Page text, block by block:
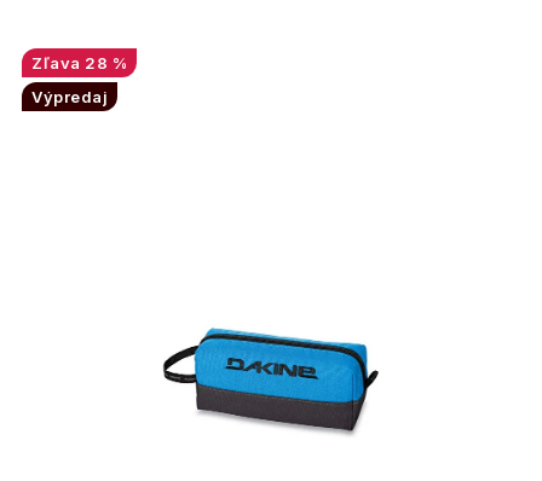
GOLDBERGH
OBLEČENIE
28 %
Výpredaj